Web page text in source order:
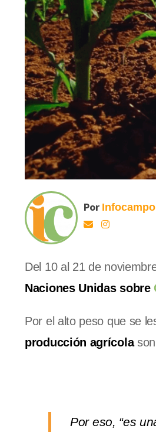
Por Infocampo
Del 10 al 21 de
Naciones Unidas sobre
Por el alto peso que se
producción agrícolason
Por eso, “es